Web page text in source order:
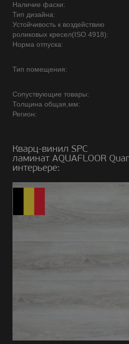
Наличие фаски:
Тип дизайна:
Устойчивость к воздействию
роликовых кресел(ISO 4918):
Норма отпуска:
Тип помещения:
Сопуствующие товары:
Толщина общая,мм:
Регион:
Кварц-винил SPC
ламинат AQUAFLOOR
интерьере: